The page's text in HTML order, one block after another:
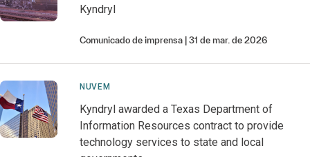
Kyndryl
Comunicado de imprensa 31 de mar. de 2026
NUVEM
Kyndryl awarded a Texas Department of
Information Resources contract to provide
technology services to state and local